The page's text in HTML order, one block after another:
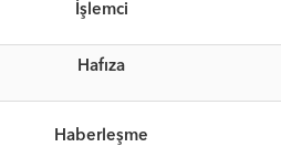
İşlemci
Hafıza
Haberleşme